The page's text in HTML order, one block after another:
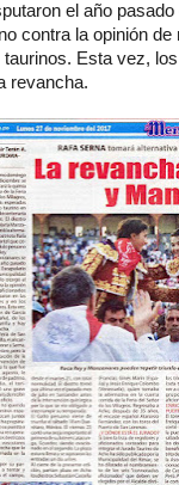
el año
contra la opinión
Esta vez,
revancha.
y enlace su